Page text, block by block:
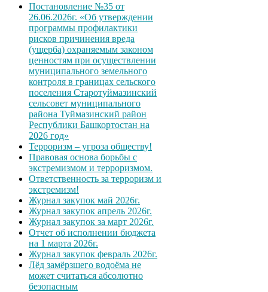
Постановление №35 от
26.06.2026г. «Об утверждении
программы профилактики
рисков причинения вреда
(ущерба) охраняемым законом
ценностям при осуществлении
муниципального земельного
контроля в границах сельского
поселения Старотуймазинский
сельсовет муниципального
района Туймазинский район
Республики Башкортостан на
2026 год»
Терроризм – угроза обществу!
Правовая основа борьбы с
экстремизмом и терроризмом.
Ответственность за терроризм и
экстремизм!
Журнал закупок май 2026г.
Журнал закупок апрель 2026г.
Журнал закупок за март 2026г.
Отчет об исполнении бюджета
на 1 марта 2026г.
Журнал закупок февраль 2026г.
Лёд замёрзшего водоёма не
может считаться абсолютно
безопасным